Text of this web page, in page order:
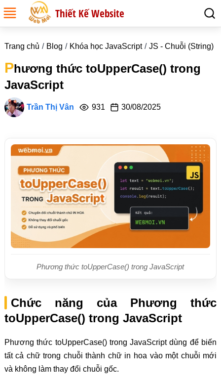
Thiết Kế Website
Trang chủ Blog Khóa học JavaScript JS - Chuỗi (String)
Phương thức toUpperCase() trong
JavaScript
Trần Thị Vân 931 30/08/2025
Phương thức toUpperCase() trong JavaScript
Chức năng của Phương thức
toUpperCase() trong JavaScript
Phương thức toUpperCase() trong JavaScript dùng để biến
tất cả chữ trong chuỗi thành chữ in hoa vào một chuỗi mới
và không làm thay đổi chuỗi gốc.